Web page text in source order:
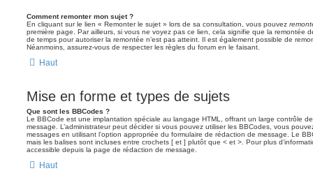
Comment remonter mon sujet ?
En cliquant sur le lien « Remonter le sujet » lors de sa consultation, vous pouvez
première page. Par ailleurs, si vous ne voyez pas ce lien, cela signifie que la remontée
de temps pour autoriser la remontée n’est pas atteint. Il est également possible de
Néanmoins, assurez-vous de respecter les règles du forum en le faisant.
Haut
Mise en forme et types de sujets
Que sont les BBCodes ?
Le BBCode est une implantation spéciale au langage HTML, offrant un large contrôle
message. L’administrateur peut décider si vous pouvez utiliser les BBCodes, vous
messages en utilisant l’option appropriée du formulaire de rédaction de message. Le
mais les balises sont incluses entre crochets [ et ] plutôt que < et >. Pour plus
accessible depuis la page de rédaction de message.
Haut